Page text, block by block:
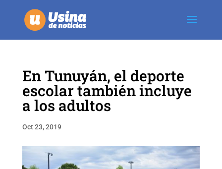
En Tunuyán, el deporte
escolar también incluye
a los adultos
Oct 23, 2019